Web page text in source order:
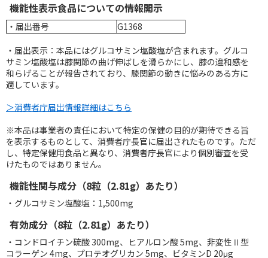
機能性表示食品についての情報開示
・届出番号
G1368
・届出表示：本品にはグルコサミン塩酸塩が含まれます。グルコ
サミン塩酸塩は膝関節の曲げ伸ばしを滑らかにし、膝の違和感を
和らげることが報告されており、膝関節の動きに悩みのある方に
適しています。
＞消費者庁届出情報詳細はこちら
※本品は事業者の責任において特定の保健の目的が期待できる旨
を表示するものとして、消費者庁長官に届出されたものです。ただ
し、特定保健用食品と異なり、消費者庁長官により個別審査を受
けたものではありません。
機能性関与成分（8粒（2.81g）あたり）
・グルコサミン塩酸塩：1,500mg
有効成分（8粒（2.81g）あたり）
・コンドロイチン硫酸 300mg、ヒアルロン酸 5mg、非変性Ⅱ型
コラーゲン 4mg、プロテオグリカン 5mg、ビタミンD 20μg